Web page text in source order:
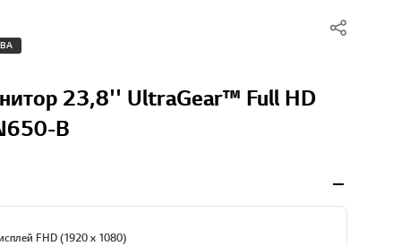
23,8'' UltraGear™ Full HD
B
FHD (1920 x 1080)